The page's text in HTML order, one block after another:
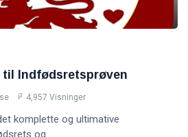
Indfødsretsprøven
4,957 Visninger
komplette og ultimative
og